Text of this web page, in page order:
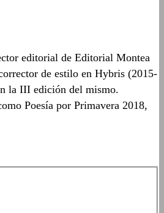
editorial de Editorial Montea
de estilo en Hybris (2015-
la III edición del mismo.
Poesía por Primavera 2018,